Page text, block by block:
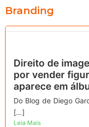
Branding
Direito de
por vender
aparece em
Do Blog de Diego
[…]
Leia Mais